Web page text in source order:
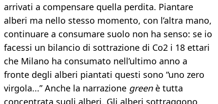
arrivati a compensare quella perdita. Piantare
alberi ma nello stesso momento, con l’altra mano,
continuare a consumare suolo non ha senso: se io
facessi un bilancio di sottrazione di Co2 i 18 ettari
che Milano ha consumato nell’ultimo anno a
fronte degli alberi piantati questi sono “uno zero
virgola...” Anche la narrazione green è tutta
concentrata sugli alberi. Gli alberi sottraggono